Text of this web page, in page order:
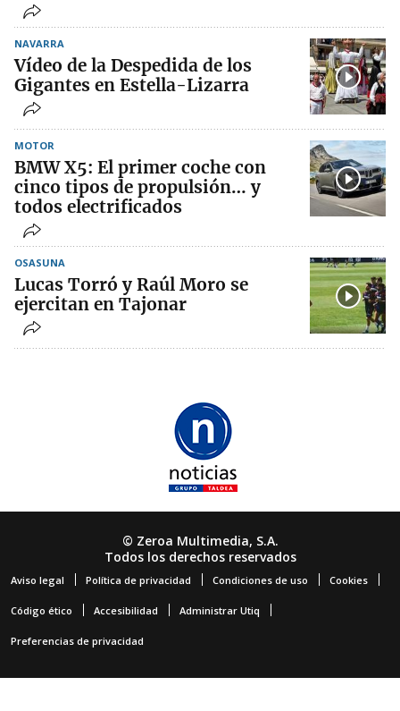
NAVARRA
Vídeo de la Despedida de los
Gigantes en Estella-Lizarra
MOTOR
BMW X5: El primer coche con
cinco tipos de propulsión… y
todos electrificados
OSASUNA
Lucas Torró y Raúl Moro se
ejercitan en Tajonar
© Zeroa Multimedia, S.A.
Todos los derechos reservados
Aviso legal Política de privacidad Condiciones de uso Cookies
Código ético Accesibilidad Administrar Utiq
Preferencias de privacidad